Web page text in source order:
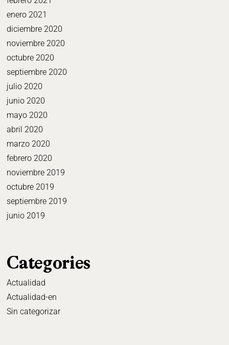
enero 2021
diciembre 2020
noviembre 2020
octubre 2020
septiembre 2020
julio 2020
junio 2020
mayo 2020
abril 2020
marzo 2020
febrero 2020
noviembre 2019
octubre 2019
septiembre 2019
junio 2019
Categories
Actualidad
Actualidad-en
Sin categorizar